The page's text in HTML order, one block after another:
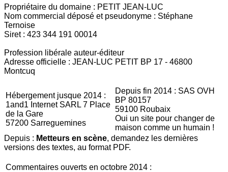
Propriétaire du domaine : PETIT JEAN-LUC
Nom commercial déposé et pseudonyme : Stéphane
Ternoise
Siret : 423 344 191 00014
Profession libérale auteur-éditeur
Adresse officielle : JEAN-LUC PETIT BP 17 - 46800
Montcuq
Hébergement jusque 2014 :
1and1 Internet SARL 7 Place
de la Gare
57200 Sarreguemines
Depuis fin 2014 : SAS OVH
BP 80157
59100 Roubaix
Oui un site pour changer de
maison comme un humain !
Depuis : Metteurs en scène, demandez les dernières
versions des textes, au format PDF.
Commentaires ouverts en octobre 2014 :